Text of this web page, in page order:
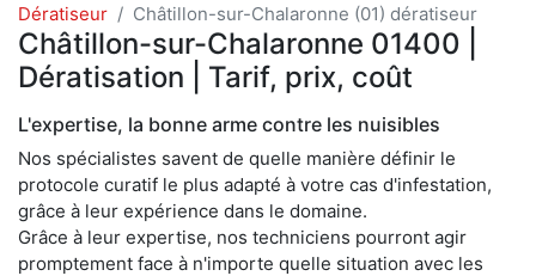
Dératiseur Châtillon-sur-Chalaronne (01) dératiseur
Châtillon-sur-Chalaronne 01400 |
Dératisation | Tarif, prix, coût
L'expertise, la bonne arme contre les nuisibles
Nos spécialistes savent de quelle manière définir le
protocole curatif le plus adapté à votre cas d'infestation,
grâce à leur expérience dans le domaine.
Grâce à leur expertise, nos techniciens pourront agir
promptement face à n'importe quelle situation avec les